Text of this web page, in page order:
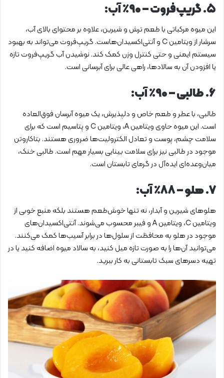
۵. گریپ‌فروت – ۹۰٪ آب:
این میوه مرکباتی با طعم ترش و شیرین، علاوه بر محتوای بالای آب،
سرشار از ویتامین C و آنتی‌اکسیدان‌هاست. گریپ‌فروت می‌تواند به بهبود
سیستم ایمنی و حتی کنترل وزن کمک کند. نوشیدن آب گریپ‌فروت تازه
یا افزودن آن به سالادها، راهی عالی برای آبرسانی است.
۶. طالبی – ۹۰٪ آب:
طالبی، با عطر و طعم خاص و دلپذیرش، یک میوه آبرسان فوق‌العاده
است. این میوه حاوی ویتامین A، ویتامین C و پتاسیم است که برای
سلامت چشم، پوست و تعادل الکترولیت‌ها ضروری هستند. بتاکاروتن
موجود در طالبی نیز برای سلامت بینایی بسیار مهم است. طالبی خنک،
میان‌وعده‌ای ایده‌آل در گرمای تابستان است.
۷. هلو – ۸۸٪ آب:
هلوهای شیرین و آبدار، نه تنها خوش‌طعم هستند بلکه منبع خوبی از
ویتامین C، ویتامین A و فیبر محسوب می‌شوند. آنتی‌اکسیدان‌های
موجود در هلو به محافظت از سلول‌ها در برابر آسیب‌ها کمک می‌کنند.
می‌توانید آن‌ها را به صورت تازه میل کنید، به سالاد میوه اضافه کنید یا در
تهیه دسرهای سبک تابستانی به کار ببرید.